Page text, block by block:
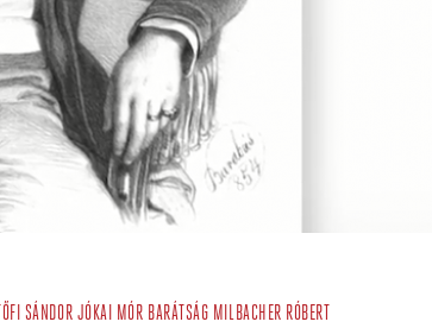
SÁNDOR JÓKAI MÓR BARÁTSÁG MILBACHER RÓBERT